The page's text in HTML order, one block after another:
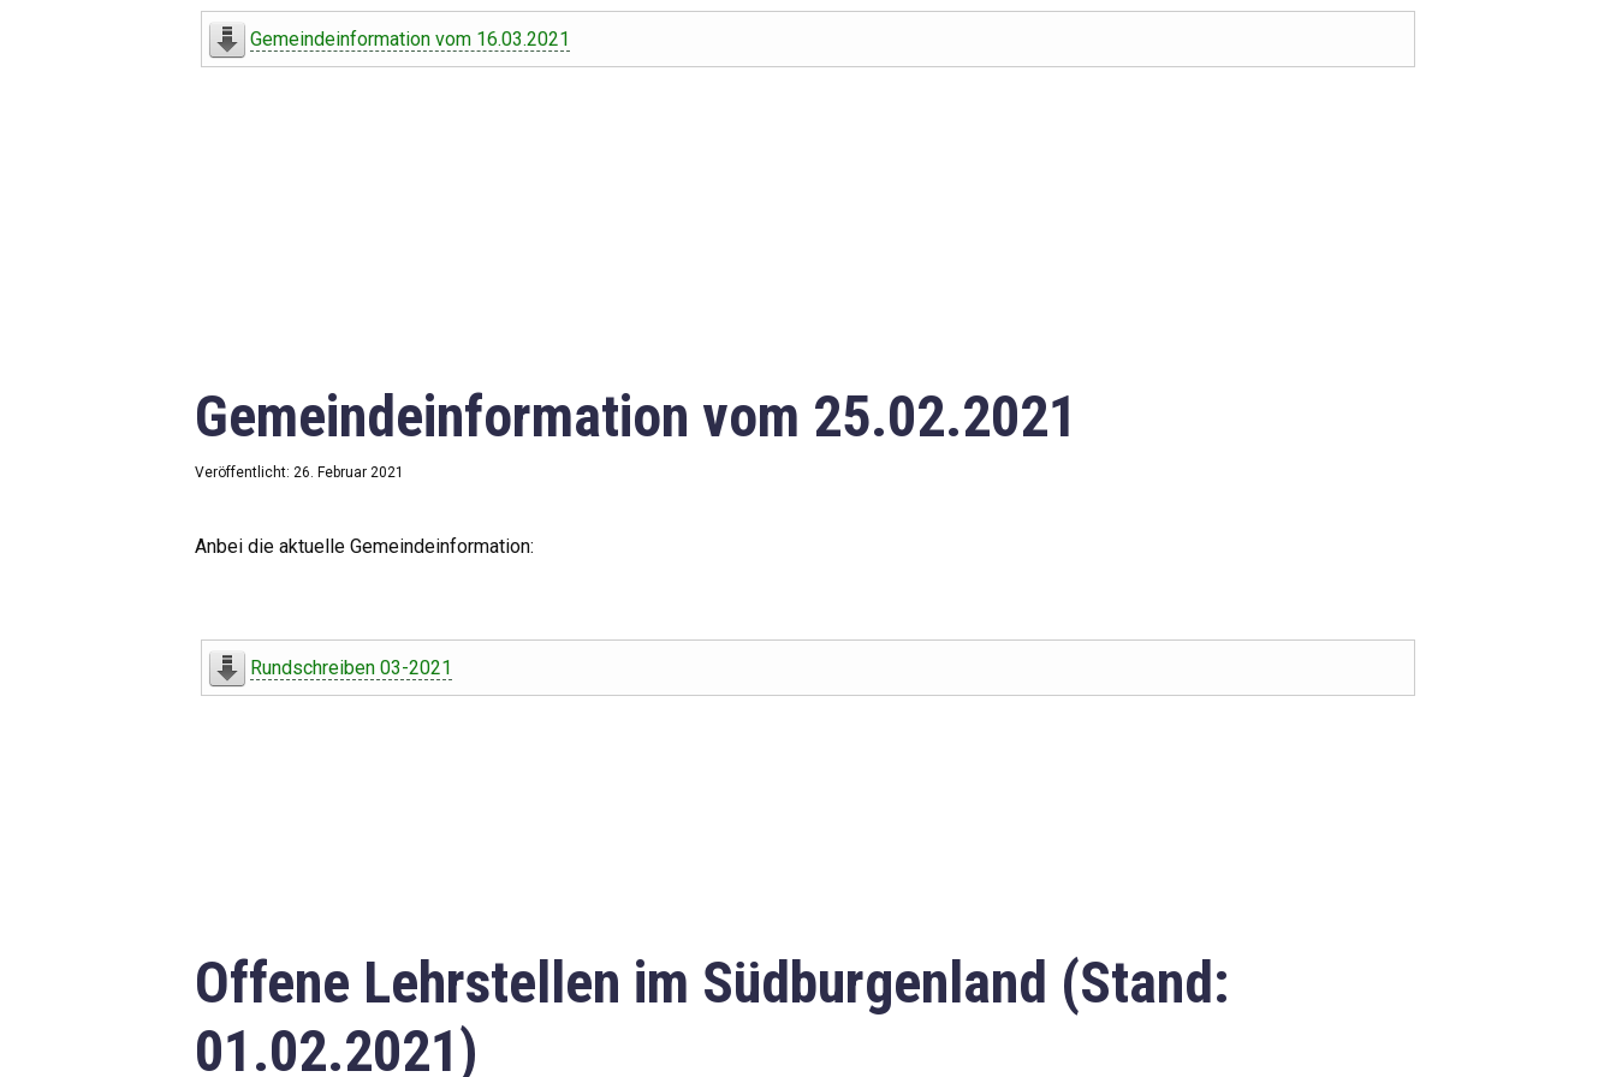
Offener Haushalt
Downloads
Impressum
Gemeindeinformation vom 16.03.2021
Gemeindeinformation vom 25.02.2021
Veröffentlicht: 26. Februar 2021
Anbei die aktuelle Gemeindeinformation:
Rundschreiben 03-2021
Offene Lehrstellen im Südburgenland (Stand:
01.02.2021)